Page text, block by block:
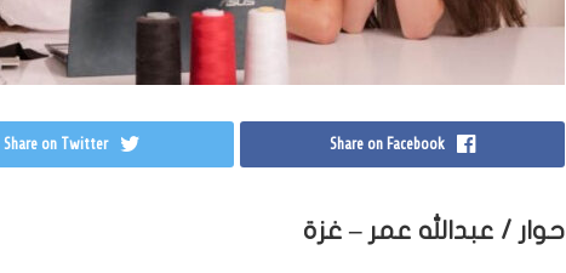
Share on Facebook
Share on Twitter
حوار / عبدالله عمر – غزة